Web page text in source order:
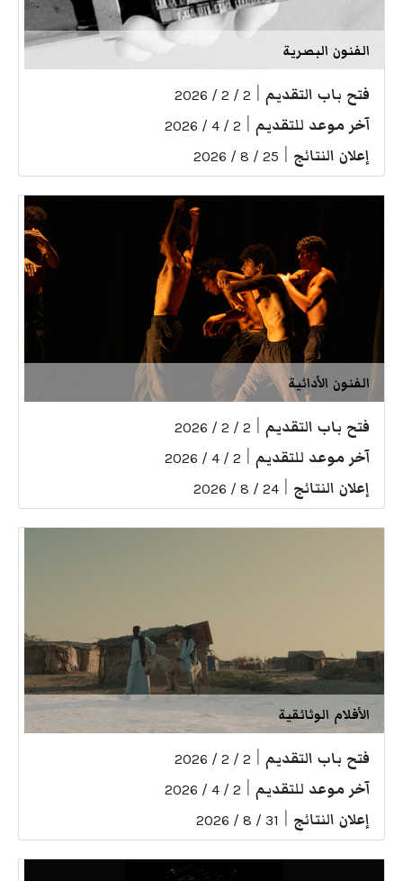
الفنون البصرية
فتح باب التقديم 2 / 2 / 2026
آخر موعد للتقديم 2 / 4 / 2026
إعلان النتائج 25 / 8 / 2026
الفنون الأدائية
فتح باب التقديم 2 / 2 / 2026
آخر موعد للتقديم 2 / 4 / 2026
إعلان النتائج 24 / 8 / 2026
الأفلام الوثائقية
فتح باب التقديم 2 / 2 / 2026
آخر موعد للتقديم 2 / 4 / 2026
إعلان النتائج 31 / 8 / 2026